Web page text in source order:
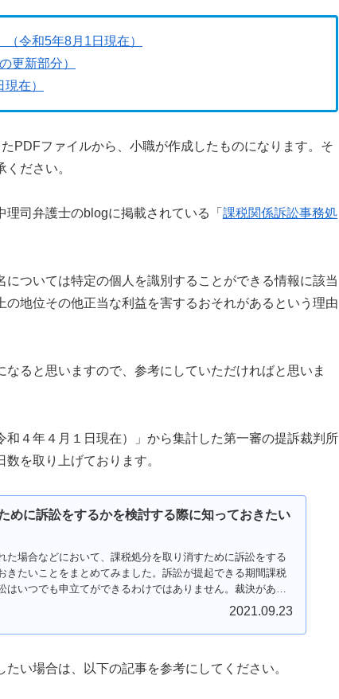
令和5年8月1日現在）
更新部分）
在）
PDFファイルから、小職が作成したものになります。そ
ださい。
理司弁護士のblogに掲載されている「 課税関係訴訟事務処
ついては特定の個人を識別することができる情報に該当
地位その他正当な利益を害するおそれがあるという理由
ると思いますので、参考にしていただければと思いま
４年４月１日現在）」から集計した第一審の提訴裁判所
を取り上げております。
めに訴訟をするかを検討する際に知っておきたい
た場合などにおいて、課税処分を取り消すために訴訟をする
きたいことをまとめてみました。訴訟が提起できる期間課税
はいつでも申立てができるわけではありません。裁決があっ
2021.09.23
い場合は、以下の記事を参考にしてください。